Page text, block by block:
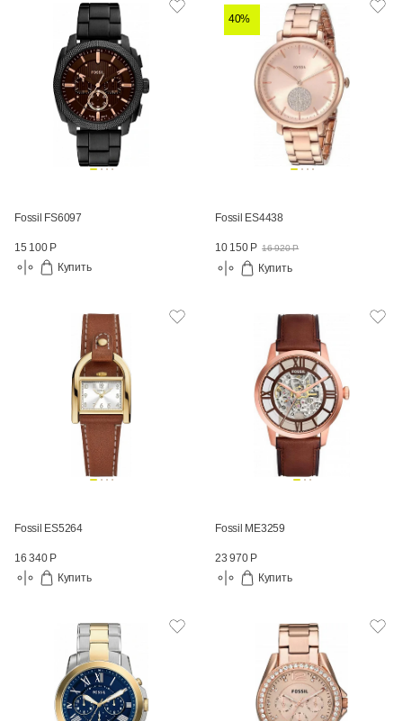
Fossil FS6097
15 100 Р
Купить
40%
Fossil ES4438
10 150 Р 16 920 Р
Купить
Fossil ES5264
16 340 Р
Купить
Fossil ME3259
23 970 Р
Купить